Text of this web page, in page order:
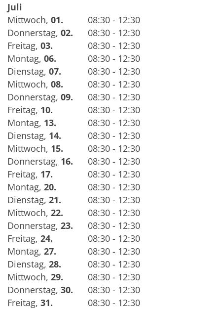
Juli
Mittwoch, 01.
08:30 - 12:30
Donnerstag, 02.
08:30 - 12:30
Freitag, 03.
08:30 - 12:30
Montag, 06.
08:30 - 12:30
Dienstag, 07.
08:30 - 12:30
Mittwoch, 08.
08:30 - 12:30
Donnerstag, 09.
08:30 - 12:30
Freitag, 10.
08:30 - 12:30
Montag, 13.
08:30 - 12:30
Dienstag, 14.
08:30 - 12:30
Mittwoch, 15.
08:30 - 12:30
Donnerstag, 16.
08:30 - 12:30
Freitag, 17.
08:30 - 12:30
Montag, 20.
08:30 - 12:30
Dienstag, 21.
08:30 - 12:30
Mittwoch, 22.
08:30 - 12:30
Donnerstag, 23.
08:30 - 12:30
Freitag, 24.
08:30 - 12:30
Montag, 27.
08:30 - 12:30
Dienstag, 28.
08:30 - 12:30
Mittwoch, 29.
08:30 - 12:30
Donnerstag, 30.
08:30 - 12:30
Freitag, 31.
08:30 - 12:30